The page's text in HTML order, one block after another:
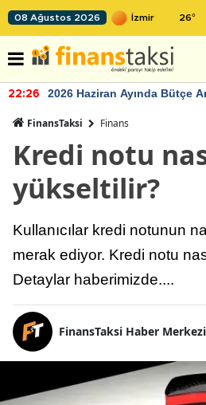
08 Ağustos 2026 26°
22:26 2026 Haziran Ayında Bütçe
FinansTaksi Finans
Kredi notu
yükseltilir?
Kullanıcılar kredi notunun
merak ediyor. Kredi notu
Detaylar haberimizde....
FinansTaksi Haber Merkezi